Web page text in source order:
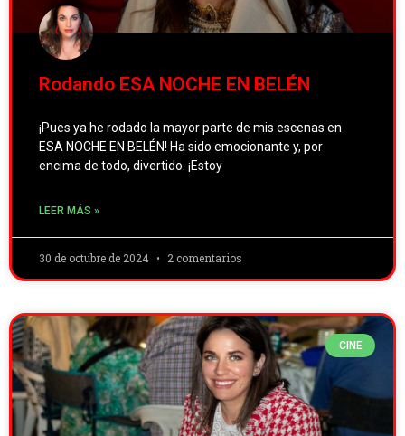
Rodando ESA NOCHE EN BELÉN
¡Pues ya he rodado la mayor parte de mis escenas en
ESA NOCHE EN BELÉN! Ha sido emocionante y, por
encima de todo, divertido. ¡Estoy
LEER MÁS »
30 de octubre de 2024 2 comentarios
CINE